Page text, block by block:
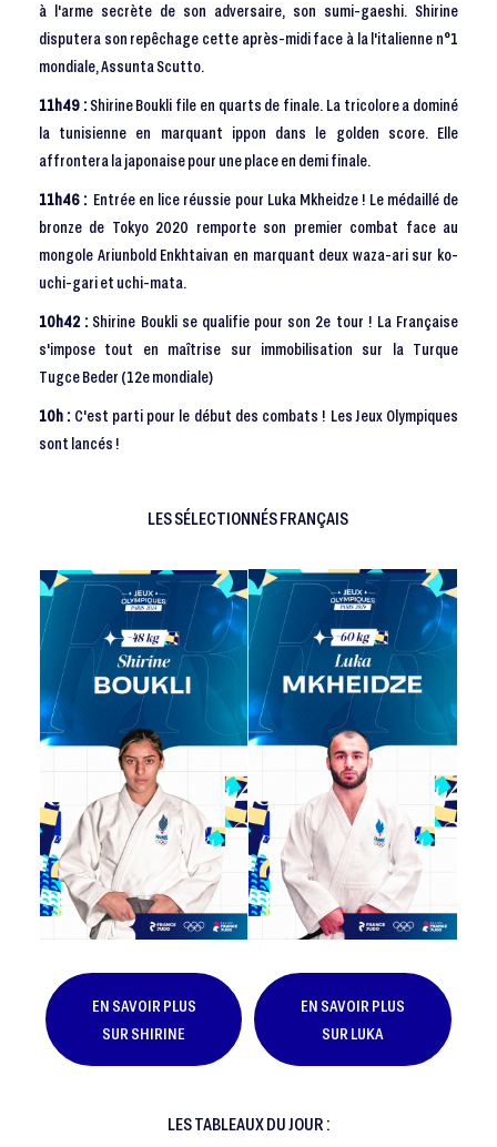
à l'arme secrète de son adversaire, son sumi-gaeshi. Shirine
disputera son repêchage cette après-midi face à la l'italienne n°1
mondiale, Assunta Scutto.
11h49 :Shirine Boukli file en quarts de finale. La tricolore a dominé
la tunisienne en marquant ippon dans le golden score. Elle
affrontera la japonaise pour une place en demi finale.
11h46 : Entrée en lice réussie pour Luka Mkheidze ! Le médaillé de
bronze de Tokyo 2020 remporte son premier combat face au
mongole Ariunbold Enkhtaivan en marquant deux waza-ari sur ko-
uchi-gari et uchi-mata.
10h42 : Shirine Boukli se qualifie pour son 2e tour ! La Française
s'impose tout en maîtrise sur immobilisation sur la Turque
Tugce Beder (12e mondiale)
10h : C'est parti pour le début des combats ! Les Jeux Olympiques
sont lancés !
LES SÉLECTIONNÉS FRANÇAIS
EN SAVOIR PLUS
SUR SHIRINE
EN SAVOIR PLUS
SUR LUKA
LES TABLEAUX DU JOUR :